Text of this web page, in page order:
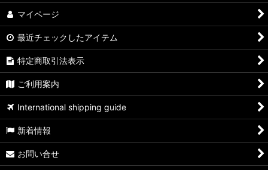
マイページ
最近チェックしたアイテム
特定商取引法表示
ご利用案内
International shipping guide
新着情報
お問い合せ